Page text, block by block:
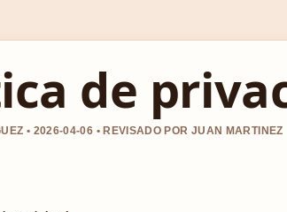
de
• 2026-04-06 • REVISADO POR JUAN MARTINEZ